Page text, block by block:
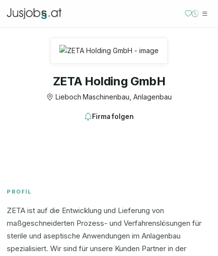
ZETA Holding GmbH
Lieboch·Maschinenbau, Anlagenbau
Firma folgen
PROFIL
ZETA ist auf die Entwicklung und Lieferung von
maßgeschneiderten Prozess- und Verfahrenslösungen für
sterile und aseptische Anwendungen im Anlagenbau
spezialisiert. Wir sind für unsere Kunden Partner in der